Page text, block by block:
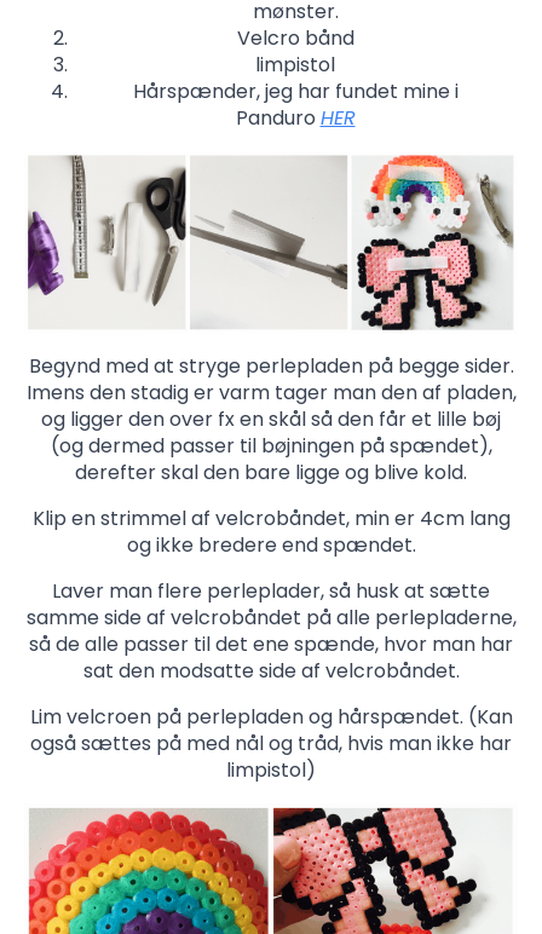
mønster.
Velcro bånd
limpistol
Hårspænder, jeg har fundet mine i
Panduro HER
Begynd med at stryge perlepladen på begge sider.
Imens den stadig er varm tager man den af pladen,
og ligger den over fx en skål så den får et lille bøj
(og dermed passer til bøjningen på spændet),
derefter skal den bare ligge og blive kold.
Klip en strimmel af velcrobåndet, min er 4cm lang
og ikke bredere end spændet.
Laver man flere perleplader, så husk at sætte
samme side af velcrobåndet på alle perlepladerne,
så de alle passer til det ene spænde, hvor man har
sat den modsatte side af velcrobåndet.
Lim velcroen på perlepladen og hårspændet. (Kan
også sættes på med nål og tråd, hvis man ikke har
limpistol)